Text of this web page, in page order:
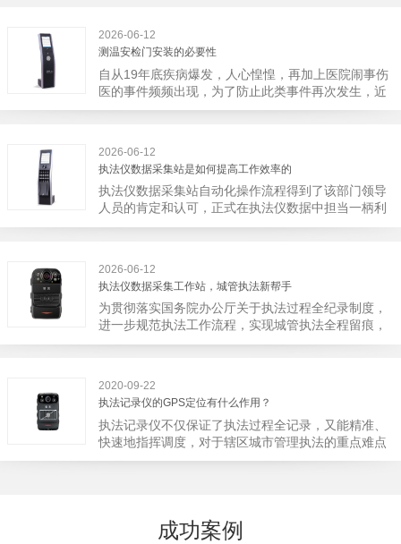
2026-06-12
测温安检门安装的必要性
自从19年底疾病爆发，人心惶惶，再加上医院闹事伤
医的事件频频出现，为了防止此类事件再次发生，近
日，广西南宁市卫建委发出通知，要求当地市属各三
大体只有两个，其一，安装安检门是否会激化矛盾。
其二，安装安检门可以防范于未然。1月6号当天，南
宁市第二医院刚试行安检的首日，检查出10多把各类
刀具和一把管制类刀具。近来伤医事件屡屡发生，安
装安检门可以缓解医生安全感不足的问题，同时安检
2026-06-12
执法仪数据采集站是如何提高工作效率的
执法仪数据采集站自动化操作流程得到了该部门领导
人员的肯定和认可，正式在执法仪数据中担当一柄利
剑。 执法仪数据采集站对于执法仪数据资料的管理
备能自动读取目标对象，并同步到采集站中，此外设
备具有断点续传的功能，如果碰到网络故障，可以从
已经上传或下载的部分开始继续上传下载未完成的部
分，而没有必要从头开始上传下载，能节省时间，提
高速度。再者待数据传输完毕之后，执法仪数据采集
下次直接使用，提高执法仪数据效率。执法仪数据采
集站还具有强大的数据存储管理系统，后台统计不同
上传时段、不同重要级别的数据，将统计结果以图表
或者报表的形式呈现；设备设置有用户操作权限管
理，自动将用户警员编号与执法仪编号绑定，保障数
据的合法性，同时系统可设置每个警员的权限，明确
2026-06-12
执法仪数据采集工作站，城管执法新帮手
为贯彻落实国务院办公厅关于执法过程全纪录制度，
进一步规范执法工作流程，实现城管执法全程留痕，
深入推进执法队伍规范化建设，给城管执法工作添加
止了双方矛盾的发生。现在有了执法仪数据采集工作
站，执法队员的担忧便得到有效的解决。每个采集工
作站可支持多台执法记录仪设备同时上传数据，队员
当天使用当天上传，通过数据线接入到采集工作站，
它会自动读取所有的视频、音频、图片、日志等信
作站也能自动为执法记录仪充充电、校校时，做执法
2020-09-22
执法记录仪的GPS定位有什么作用？
执法记录仪不仅保证了执法过程全记录，又能精准、
快速地指挥调度，对于辖区城市管理执法的重点难点
也能一目了然，在城市管理工作信息化中发挥着重要
定位模块，可通过移动网络将位置信息实时发送到监
成功案例